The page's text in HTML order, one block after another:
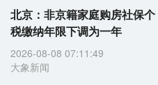
北京：非京籍家庭购房社保个
税缴纳年限下调为一年
2026-08-08 07:11:49
大象新闻